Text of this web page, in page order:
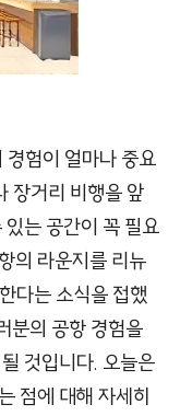
험이 얼마나 중요
장거리 비행을 앞
는 공간이 꼭 필요
의 라운지를 리뉴
다는 소식을 접했
분의 공항 경험을
것입니다. 오늘은
점에 대해 자세히